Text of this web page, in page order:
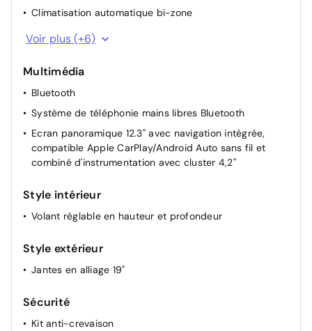
Climatisation automatique bi-zone
4WD
Rétroviseur intérieur électrochromatique
Rétroviseurs extérieurs rabattables électriquement
Drive mode select
Rétroviseurs extérieurs électriques et chauffants
Voir plus (+6)
Multimédia
Bluetooth
Système de téléphonie mains libres Bluetooth
Ecran panoramique 12.3'' avec navigation intégrée,
compatible Apple CarPlay/Android Auto sans fil et
combiné d'instrumentation avec cluster 4,2''
Style intérieur
Volant réglable en hauteur et profondeur
Style extérieur
Jantes en alliage 19"
Sécurité
Kit anti-crevaison